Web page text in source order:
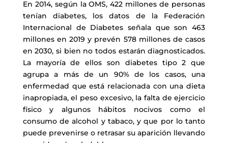
En 2014, según la OMS, 422 millones de personas
tenían diabetes, los datos de la Federación
Internacional de Diabetes señala que son 463
millones en 2019 y prevén 578 millones de casos
en 2030, si bien no todos estarán diagnosticados.
La mayoría de ellos son diabetes tipo 2 que
agrupa a más de un 90% de los casos, una
enfermedad que está relacionada con una dieta
inapropiada, el peso excesivo, la falta de ejercicio
físico y algunos hábitos nocivos como el
consumo de alcohol y tabaco, y que por lo tanto
puede prevenirse o retrasar su aparición llevando